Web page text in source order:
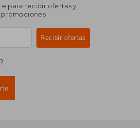
para recibir ofertas y
promociones